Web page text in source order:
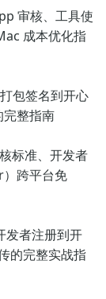
审核、工具使
成本优化指
包签名到开心
整指南
标准、开发者
跨平台免
发者注册到开
的完整实战指